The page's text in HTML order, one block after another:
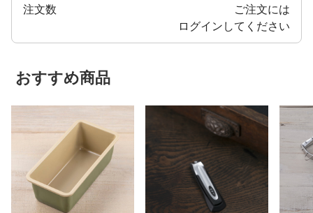
注文数
ご注文には
ログインしてください
おすすめ商品